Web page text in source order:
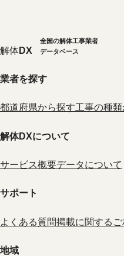
解体DX
全国の解体工事業者
データベース
業者を探す
都道府県から探す工事の種
解体DXについて
サービス概要データについて
サポート
よくある質問掲載に関するご
地域